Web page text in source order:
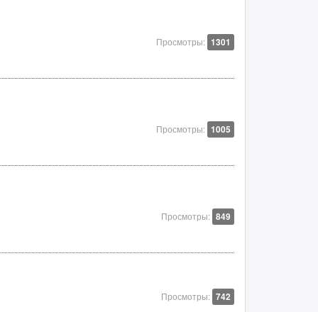
Просмотры: 1301
Просмотры: 1005
Просмотры: 849
Просмотры: 742